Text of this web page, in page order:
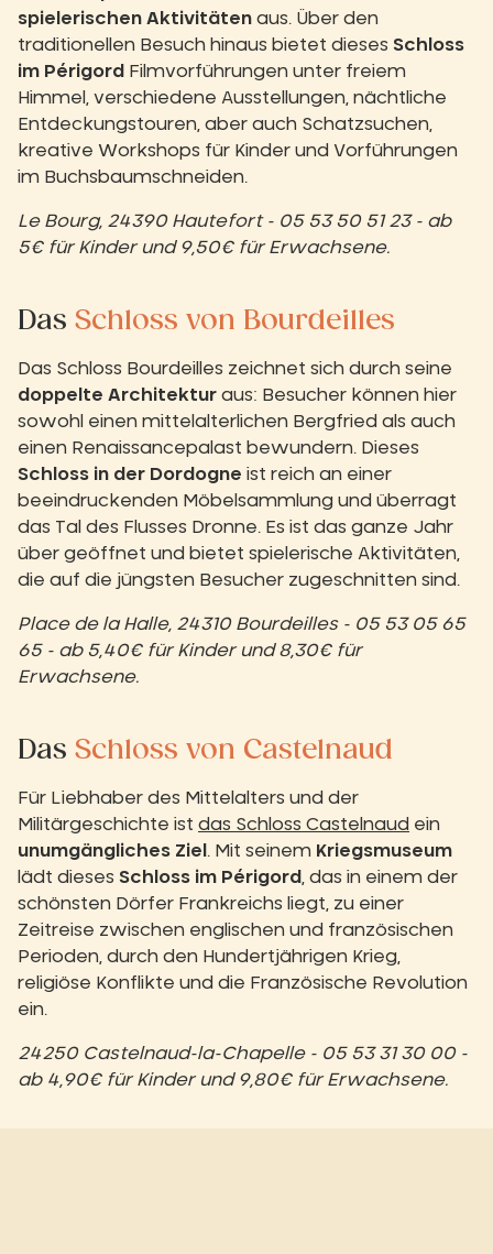
spielerischen Aktivitäten aus. Über den
traditionellen Besuch hinaus bietet dieses Schloss
im Périgord
Filmvorführungen unter freiem
Himmel, verschiedene Ausstellungen, nächtliche
Entdeckungstouren, aber auch Schatzsuchen,
kreative Workshops für Kinder und Vorführungen
im Buchsbaumschneiden.
Le Bourg, 24390 Hautefort - 05 53 50 51 23 - ab
5€ für Kinder und 9,50€ für Erwachsene.
Das Schloss von Bourdeilles
Das Schloss Bourdeilles zeichnet sich durch seine
doppelte Architektur aus: Besucher können hier
sowohl einen mittelalterlichen Bergfried als auch
einen Renaissancepalast bewundern. Dieses
Schloss in der Dordogne ist reich an einer
beeindruckenden Möbelsammlung und überragt
das Tal des Flusses Dronne. Es ist das ganze Jahr
über geöffnet und bietet spielerische Aktivitäten,
die auf die jüngsten Besucher zugeschnitten sind.
Place de la Halle, 24310 Bourdeilles - 05 53 05 65
65 - ab 5,40€ für Kinder und 8,30€ für
Erwachsene.
Das Schloss von Castelnaud
Für Liebhaber des Mittelalters und der
Militärgeschichte ist das Schloss Castelnaud ein
unumgängliches Ziel . Mit seinem Kriegsmuseum
lädt dieses Schloss im Périgord
, das in einem der
schönsten Dörfer Frankreichs liegt, zu einer
Zeitreise zwischen englischen und französischen
Perioden, durch den Hundertjährigen Krieg,
religiöse Konflikte und die Französische Revolution
ein.
24250 Castelnaud-la-Chapelle - 05 53 31 30 00 -
ab 4,90€ für Kinder und 9,80€ für Erwachsene.